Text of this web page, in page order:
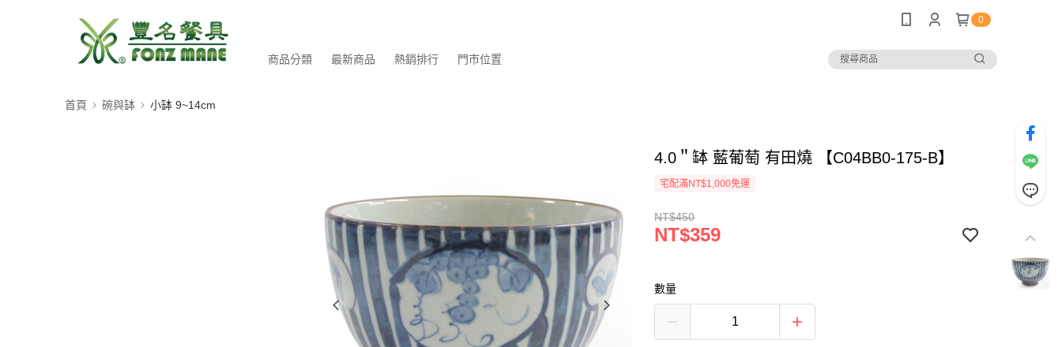
0
商品分類 最新商品 熱銷排行 門市位置
首頁 碗與缽 小缽 9~14cm
4.0＂缽 藍葡萄 有田燒 【C04BB0-175-B】
宅配滿NT$1,000免運
NT$450
NT$359
數量